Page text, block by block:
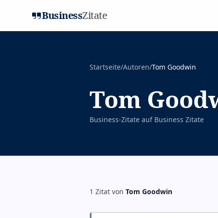
BusinessZitate
Startseite/Autoren/Tom Goodwin
Tom
Business-Zitate auf Business Zitate
1 Zitat von Tom Goodwin